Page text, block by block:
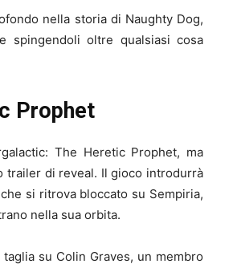
nella storia di Naughty Dog,
spingendoli oltre qualsiasi cosa
Prophet
The Heretic Prophet, ma
trailer di reveal. Il gioco introdurrà
si ritrova bloccato su Sempiria,
nella sua orbita.
su Colin Graves, un membro